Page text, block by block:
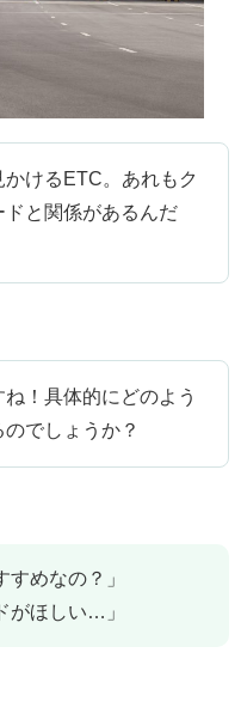
けるETC。あれもク
ドと関係があるんだ
！具体的にどのよう
でしょうか？
すめなの？」
がほしい…」